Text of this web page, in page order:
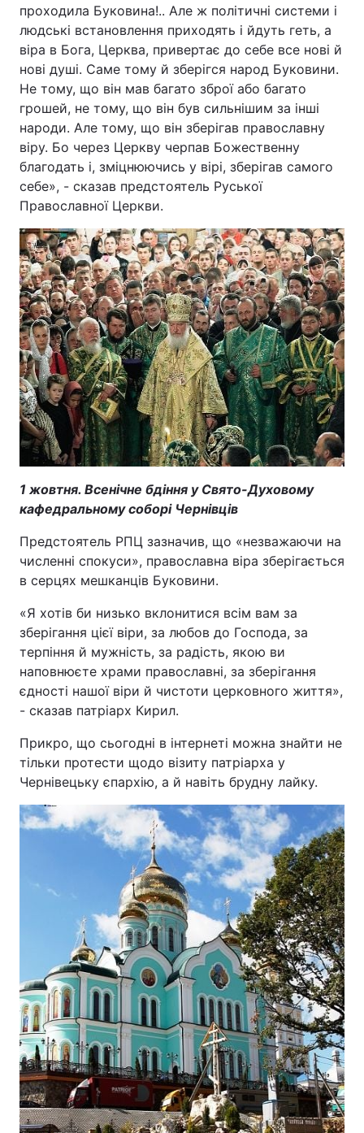
проходила Буковина!.. Але ж політичні системи і
людські встановлення приходять і йдуть геть, а
віра в Бога, Церква, привертає до себе все нові й
нові душі. Саме тому й зберігся народ Буковини.
Не тому, що він мав багато зброї або багато
грошей, не тому, що він був сильнішим за інші
народи. Але тому, що він зберігав православну
віру. Бо через Церкву черпав Божественну
благодать і, зміцнюючись у вірі, зберігав самого
себе», - сказав предстоятель Руської
Православної Церкви.
1 жовтня. Всенічне бдіння у Свято-Духовому
кафедральному соборі Чернівців
Предстоятель РПЦ зазначив, що «незважаючи на
численні спокуси», православна віра зберігається
в серцях мешканців Буковини.
«Я хотів би низько вклонитися всім вам за
зберігання цієї віри, за любов до Господа, за
терпіння й мужність, за радість, якою ви
наповнюєте храми православні, за зберігання
єдності нашої віри й чистоти церковного життя»,
- сказав патріарх Кирил.
Прикро, що сьогодні в інтернеті можна знайти не
тільки протести щодо візиту патріарха у
Чернівецьку єпархію, а й навіть брудну лайку.